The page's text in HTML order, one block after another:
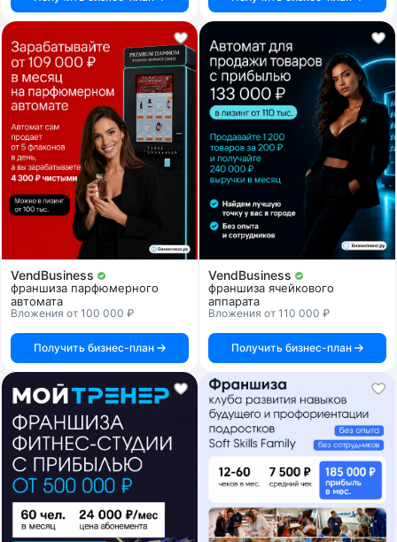
VendBusiness
франшиза парфюмерного
автомата
Вложения от 100 000 ₽
Получить бизнес-план
VendBusiness
франшиза ячейкового
аппарата
Вложения от 110 000 ₽
Получить бизнес-план